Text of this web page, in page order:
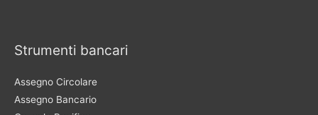
Strumenti bancari
Assegno Circolare
Assegno Bancario